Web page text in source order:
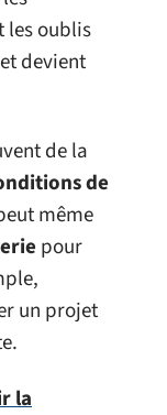
les oublis
devient
de la
de
même
pour
un projet
la